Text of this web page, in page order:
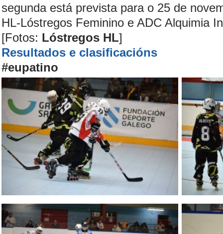
segunda está prevista para o 25 de
HL-Lóstregos Feminino e ADC Alquimia
[Fotos: Lóstregos HL]
Resultados e clasificacións
#eupatino